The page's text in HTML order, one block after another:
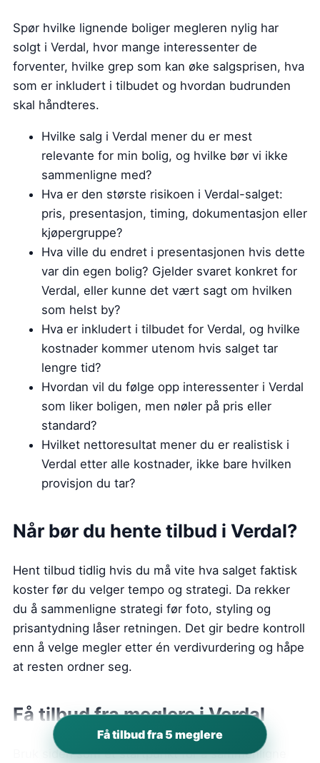
Spør hvilke lignende boliger megleren nylig har
solgt i Verdal, hvor mange interessenter de
forventer, hvilke grep som kan øke salgsprisen, hva
som er inkludert i tilbudet og hvordan budrunden
skal håndteres.
Hvilke salg i Verdal mener du er mest
relevante for min bolig, og hvilke bør vi ikke
sammenligne med?
Hva er den største risikoen i Verdal-salget:
pris, presentasjon, timing, dokumentasjon eller
kjøpergruppe?
Hva ville du endret i presentasjonen hvis dette
var din egen bolig? Gjelder svaret konkret for
Verdal, eller kunne det vært sagt om hvilken
som helst by?
Hva er inkludert i tilbudet for Verdal, og hvilke
kostnader kommer utenom hvis salget tar
lengre tid?
Hvordan vil du følge opp interessenter i Verdal
som liker boligen, men nøler på pris eller
standard?
Hvilket nettoresultat mener du er realistisk i
Verdal etter alle kostnader, ikke bare hvilken
provisjon du tar?
Når bør du hente tilbud i Verdal?
Hent tilbud tidlig hvis du må vite hva salget faktisk
koster før du velger tempo og strategi. Da rekker
du å sammenligne strategi før foto, styling og
prisantydning låser retningen. Det gir bedre kontroll
enn å velge megler etter én verdivurdering og håpe
at resten ordner seg.
Få tilbud fra meglere i Verdal
Bruk siden som et startpunkt for å sammenligne
Få tilbud fra 5 meglere